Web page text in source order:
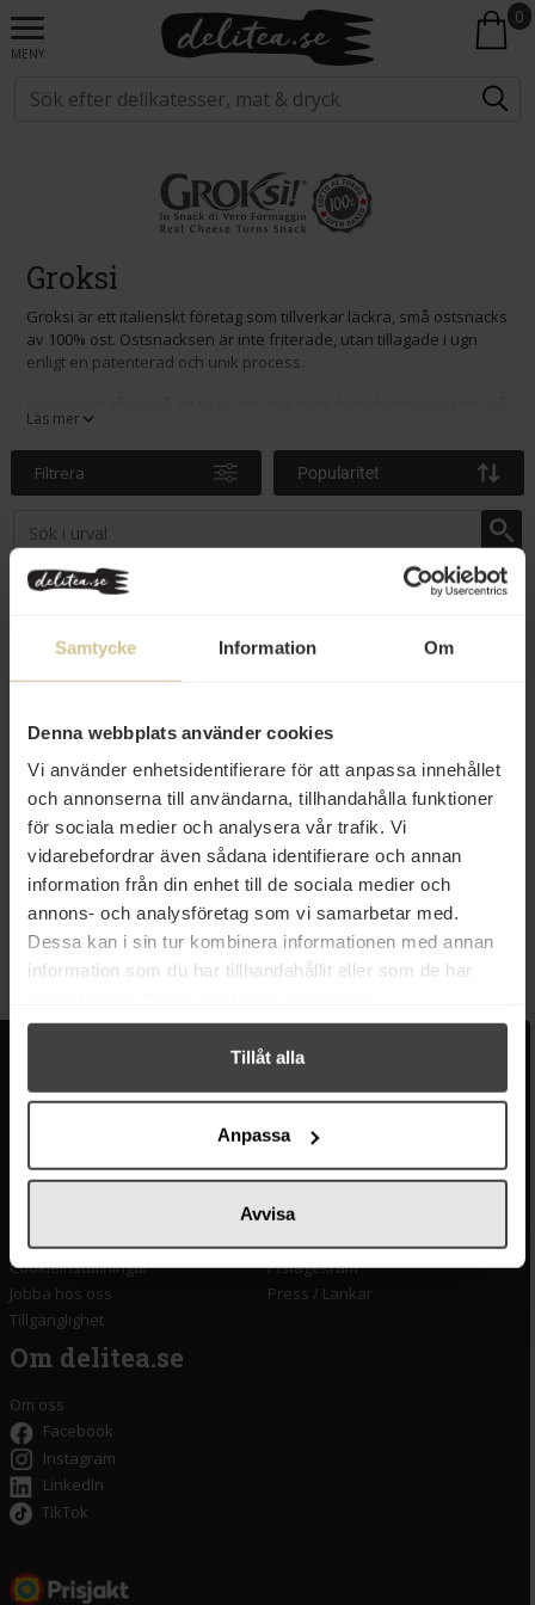
Samtycke Information Om
Denna webbplats använder cookies
Vi använder enhetsidentifierare för att anpassa innehållet
och annonserna till användarna, tillhandahålla funktioner
för sociala medier och analysera vår trafik. Vi
vidarebefordrar även sådana identifierare och annan
information från din enhet till de sociala medier och
annons- och analysföretag som vi samarbetar med.
Dessa kan i sin tur kombinera informationen med annan
information som du har tillhandahållit eller som de har
Tillåt alla
Anpassa
Avvisa
MENY
0
Groksi
Groksi är ett italienskt företag som tillverkar läckra, små ostsnacks
av 100% ost. Ostsnacksen är inte friterade, utan tillagade i ugn
enligt en patenterad och unik process.
att slutresultatet blir en krispig, icke-oljig ostsnack som smakar
fantastiskt och har lång hållbarhet.
Prova Groksis ostsnacks som tilltugg vid festliga tillfällen, eller som
Läs mer
Filtrera Popularitet
41 kr
Groksi Ostsnack Classico 60g
Köp
Kontakta oss
Frakt och leverans
Betalning
Integritetspolicy
Cookieinställningar
Jobba hos oss
Tillgänglighet
Populära länkar
Monin
Lyxkonserver
Pasta
Olivolja
Kaffe & Te
Oliver
Pistagekräm
Press / Länkar
Om delitea.se
Om oss
Facebook
Instagram
LinkedIn
TikTok